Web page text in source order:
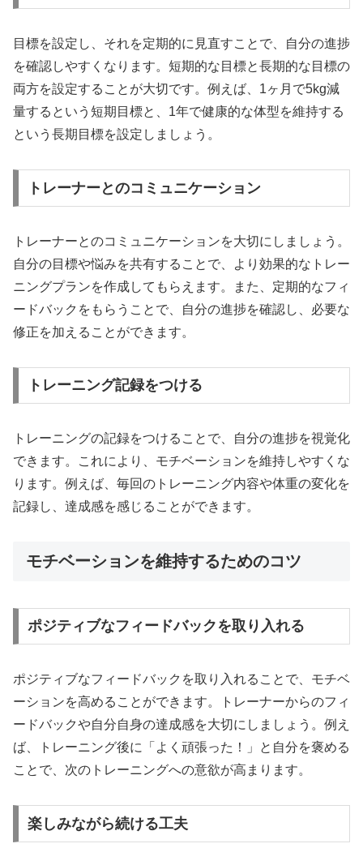
目標を設定し、それを定期的に見直すことで、自分の進捗
を確認しやすくなります。短期的な目標と長期的な目標の
両方を設定することが大切です。例えば、1ヶ月で5kg減
量するという短期目標と、1年で健康的な体型を維持する
という長期目標を設定しましょう。
トレーナーとのコミュニケーション
トレーナーとのコミュニケーションを大切にしましょう。
自分の目標や悩みを共有することで、より効果的なトレー
ニングプランを作成してもらえます。また、定期的なフィ
ードバックをもらうことで、自分の進捗を確認し、必要な
修正を加えることができます。
トレーニング記録をつける
トレーニングの記録をつけることで、自分の進捗を視覚化
できます。これにより、モチベーションを維持しやすくな
ります。例えば、毎回のトレーニング内容や体重の変化を
記録し、達成感を感じることができます。
モチベーションを維持するためのコツ
ポジティブなフィードバックを取り入れる
ポジティブなフィードバックを取り入れることで、モチベ
ーションを高めることができます。トレーナーからのフィ
ードバックや自分自身の達成感を大切にしましょう。例え
ば、トレーニング後に「よく頑張った！」と自分を褒める
ことで、次のトレーニングへの意欲が高まります。
楽しみながら続ける工夫